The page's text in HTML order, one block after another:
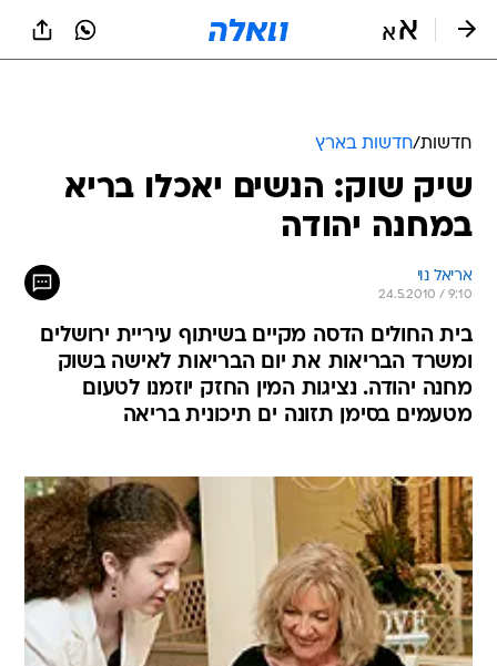
חדשות/חדשות בארץ
שיק שוק: הנשים יאכלו בריא
במחנה יהודה
אריאל נוי
24.5.2010 / 9:10
בית החולים הדסה מקיים בשיתוף עיריית ירושלים
ומשרד הבריאות את יום הבריאות לאישה בשוק
מחנה יהודה. נציגות המין החזק יוזמנו לטעום
מטעמים בסימן תזונה ים תיכונית בריאה